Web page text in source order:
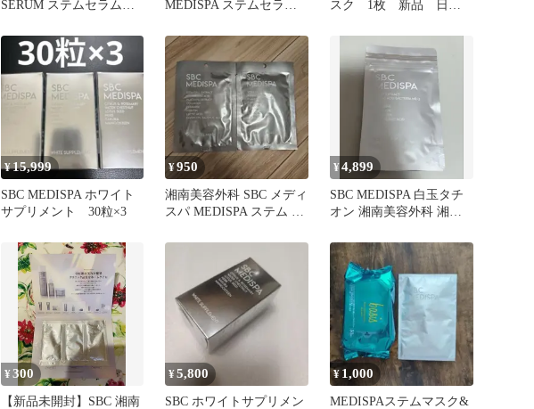
SERUM ステムセラム
MEDISPA ステムセラム
スク 1枚 新品 日本
¥15,999
SBC MEDISPA ホワイト
サプリメント 30粒×3
¥950
湘南美容外科 SBC メディ
スパ MEDISPA ステム ピ
¥4,899
SBC MEDISPA 白玉タチ
オン 湘南美容外科 湘南
¥300
【新品未開封】SBC 湘南
¥5,800
SBC ホワイトサプリメン
¥ 1,000
MEDISPAステムマスク&